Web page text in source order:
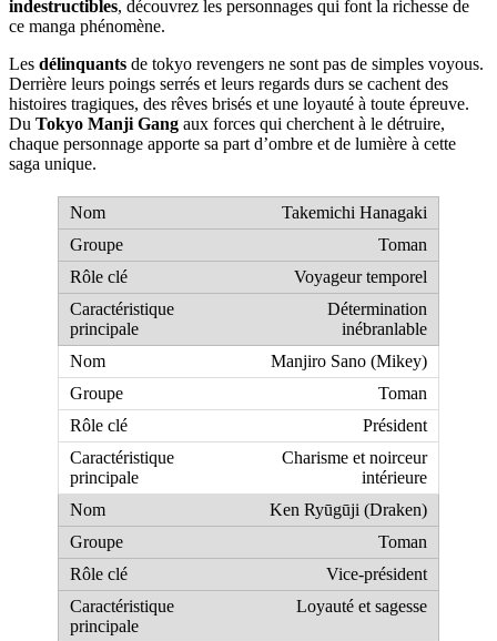
indestructibles, découvrez les personnages qui font la richesse de
ce manga phénomène.
Les délinquants de tokyo revengers ne sont pas de simples voyous.
Derrière leurs poings serrés et leurs regards durs se cachent des
histoires tragiques, des rêves brisés et une loyauté à toute épreuve.
Du Tokyo Manji Gang aux forces qui cherchent à le détruire,
chaque personnage apporte sa part d’ombre et de lumière à cette
saga unique.
Takemichi Hanagaki
Toman
Voyageur temporel
Détermination
inébranlable
Manjiro Sano (Mikey)
Toman
Président
Charisme et noirceur
intérieure
Ken Ryūgūji (Draken)
Toman
Vice-président
Loyauté et sagesse